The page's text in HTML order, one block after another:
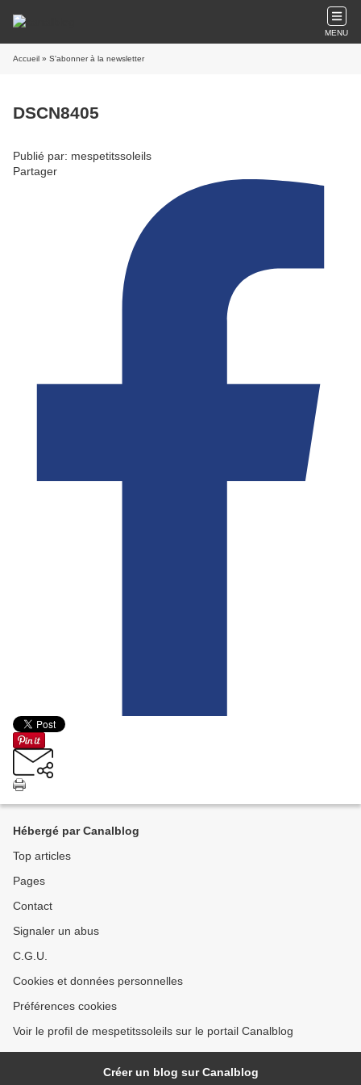
MENU
Accueil » S'abonner à la newsletter
DSCN8405
Publié par: mespetitssoleils
Partager
Hébergé par Canalblog
Top articles
Pages
Contact
Signaler un abus
C.G.U.
Cookies et données personnelles
Préférences cookies
Voir le profil de mespetitssoleils sur le portail Canalblog
Créer un blog sur Canalblog